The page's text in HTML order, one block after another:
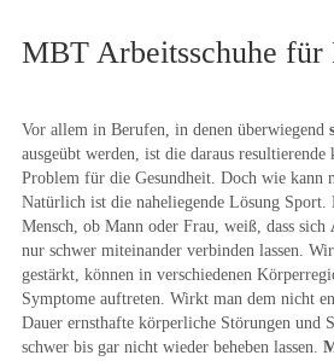
MBT Arbeitsschuhe für
Vor allem in Berufen, in denen überwiegend
ausgeübt werden, ist die daraus
Problem für die Gesundheit. Doch wie kann
Natürlich ist die naheliegende Lösung Sport.
Mensch, ob Mann oder Frau, weiß, dass sich
nur schwer miteinander verbinden lassen.
gestärkt, können in verschiedenen
Symptome auftreten. Wirkt man dem nicht
Dauer ernsthafte körperliche Störungen und
schwer bis gar nicht wieder beheben lassen.